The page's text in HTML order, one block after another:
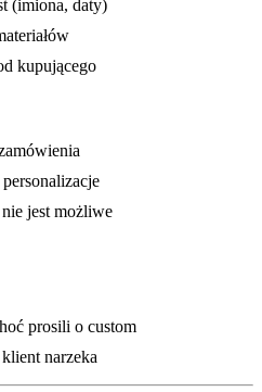
(imiona, daty)
kupującego
jest możliwe
prosili o custom
narzeka